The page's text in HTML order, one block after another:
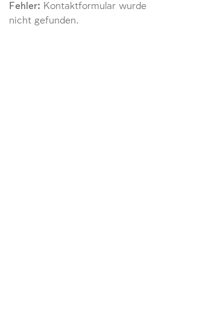
Fehler: Kontaktformular wurde
nicht gefunden.